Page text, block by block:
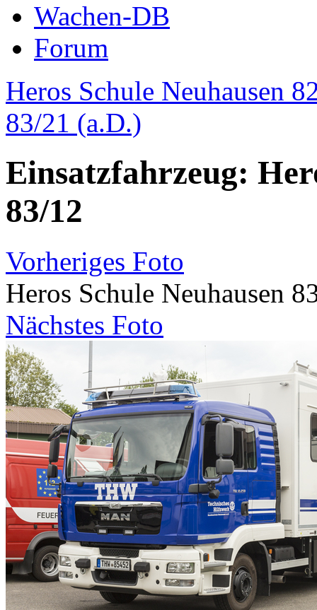
Wachen-DB
Forum
Heros Schule Neuhausen
83/21 (a.D.)
Einsatzfahrzeug:
83/12
Vorheriges Foto
Heros Schule Neuhausen
Nächstes Foto